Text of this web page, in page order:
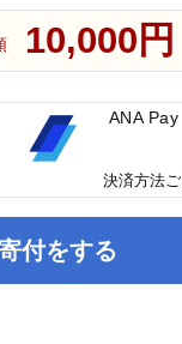
10,000円
付をする
ANA Pay
決済方法